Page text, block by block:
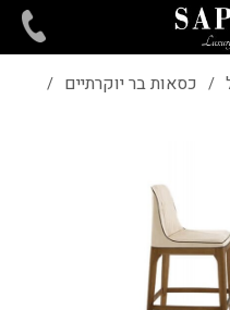
/ כסאות בר יוקרתיים /